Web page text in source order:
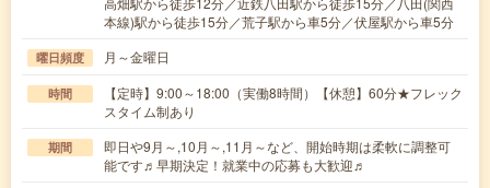
本線)駅から徒歩15分／荒子駅から車5分／伏屋駅から車5分
曜日頻度 月～金曜日
時間
【定時】9:00～18:00（実働8時間）【休憩】60分★フレック
スタイム制あり
期間
即日や9月～,10月～,11月～など、開始時期は柔軟に調整可
能です♬早期決定！就業中の応募も大歓迎♬